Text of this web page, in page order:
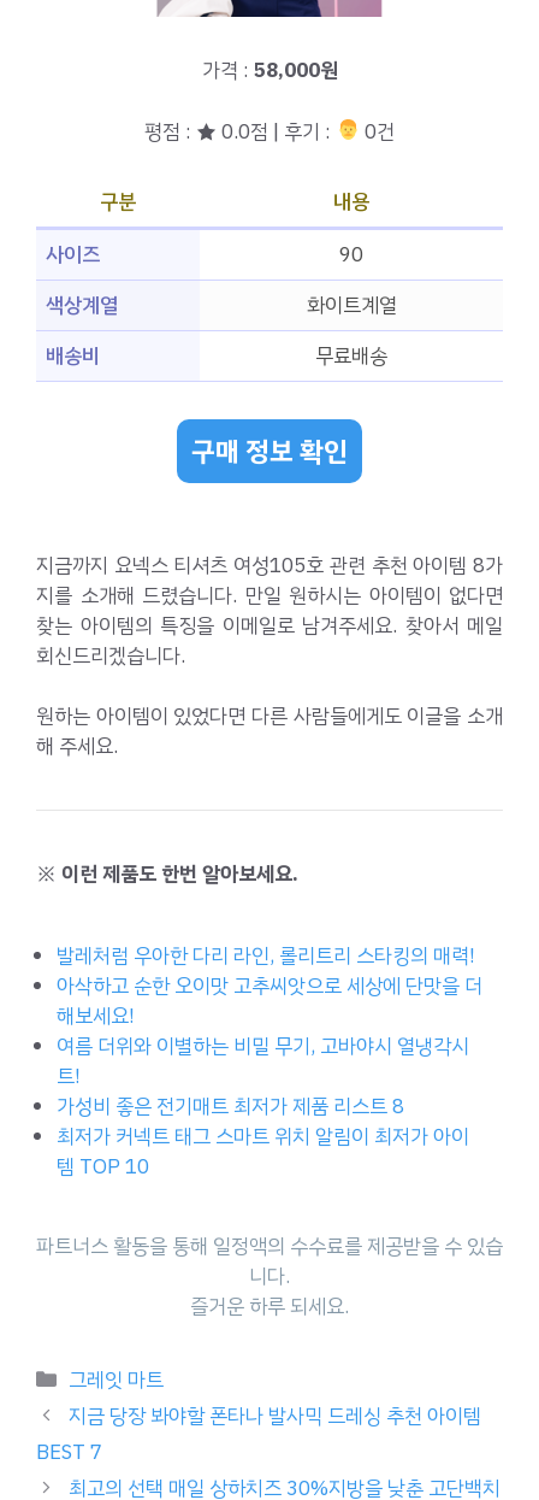
가격 : 58,000원
평점 : ★ 0.0점 | 후기 : ‍‍ 0건
구분
내용
사이즈
90
색상계열
화이트계열
배송비
무료배송
구매 정보 확인
지금까지 요넥스 티셔츠 여성105호 관련 추천 아이템 8가
지를 소개해 드렸습니다. 만일 원하시는 아이템이 없다면
찾는 아이템의 특징을 이메일로 남겨주세요. 찾아서 메일
회신드리겠습니다.
원하는 아이템이 있었다면 다른 사람들에게도 이글을 소개
해 주세요.
※ 이런 제품도 한번 알아보세요.
발레처럼 우아한 다리 라인, 롤리트리 스타킹의 매력!
아삭하고 순한 오이맛 고추씨앗으로 세상에 단맛을 더
해보세요!
여름 더위와 이별하는 비밀 무기, 고바야시 열냉각시
트!
가성비 좋은 전기매트 최저가 제품 리스트 8
최저가 커넥트 태그 스마트 위치 알림이 최저가 아이
템 TOP 10
파트너스 활동을 통해 일정액의 수수료를 제공받을 수 있습
니다.
즐거운 하루 되세요.
Categories
그레잇 마트
지금 당장 봐야할 폰타나 발사믹 드레싱 추천 아이템
BEST 7
최고의 선택 매일 상하치즈 30%지방을 낮춘 고단백치